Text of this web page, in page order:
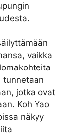
vaikka
tunnetaan
jotka ovat
Koh Yao
näkyy